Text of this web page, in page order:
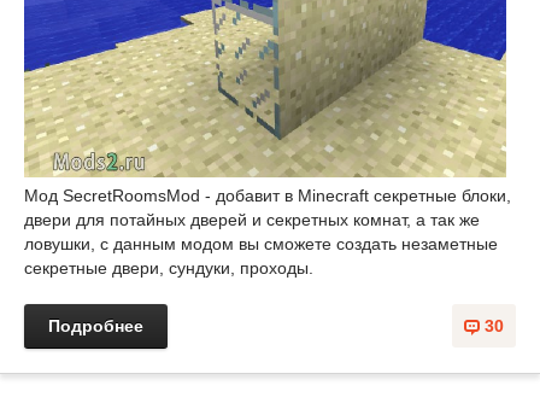
Мод SecretRoomsMod - добавит в Minecraft секретные блоки,
двери для потайных дверей и секретных комнат, а так же
ловушки, с данным модом вы сможете создать незаметные
секретные двери, сундуки, проходы.
30
Подробнее